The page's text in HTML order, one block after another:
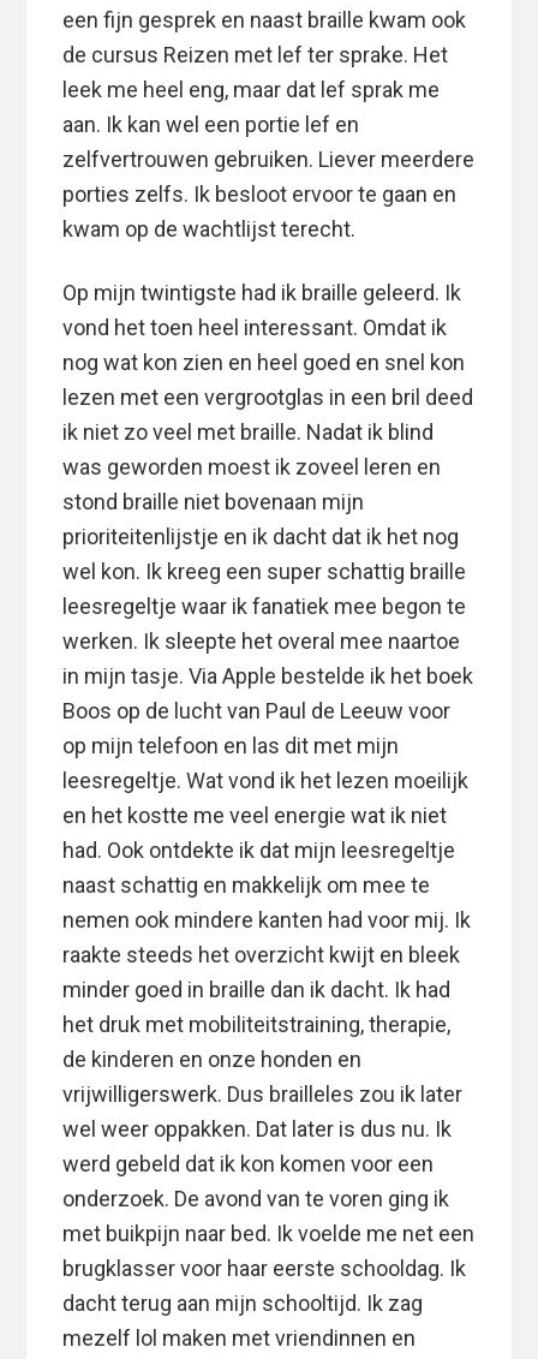
een fijn gesprek en naast braille kwam ook
de cursus Reizen met lef ter sprake. Het
leek me heel eng, maar dat lef sprak me
aan. Ik kan wel een portie lef en
zelfvertrouwen gebruiken. Liever meerdere
porties zelfs. Ik besloot ervoor te gaan en
kwam op de wachtlijst terecht.
Op mijn twintigste had ik braille geleerd. Ik
vond het toen heel interessant. Omdat ik
nog wat kon zien en heel goed en snel kon
lezen met een vergrootglas in een bril deed
ik niet zo veel met braille. Nadat ik blind
was geworden moest ik zoveel leren en
stond braille niet bovenaan mijn
prioriteitenlijstje en ik dacht dat ik het nog
wel kon. Ik kreeg een super schattig braille
leesregeltje waar ik fanatiek mee begon te
werken. Ik sleepte het overal mee naartoe
in mijn tasje. Via Apple bestelde ik het boek
Boos op de lucht van Paul de Leeuw voor
op mijn telefoon en las dit met mijn
leesregeltje. Wat vond ik het lezen moeilijk
en het kostte me veel energie wat ik niet
had. Ook ontdekte ik dat mijn leesregeltje
naast schattig en makkelijk om mee te
nemen ook mindere kanten had voor mij. Ik
raakte steeds het overzicht kwijt en bleek
minder goed in braille dan ik dacht. Ik had
het druk met mobiliteitstraining, therapie,
de kinderen en onze honden en
vrijwilligerswerk. Dus brailleles zou ik later
wel weer oppakken. Dat later is dus nu. Ik
werd gebeld dat ik kon komen voor een
onderzoek. De avond van te voren ging ik
met buikpijn naar bed. Ik voelde me net een
brugklasser voor haar eerste schooldag. Ik
dacht terug aan mijn schooltijd. Ik zag
mezelf lol maken met vriendinnen en